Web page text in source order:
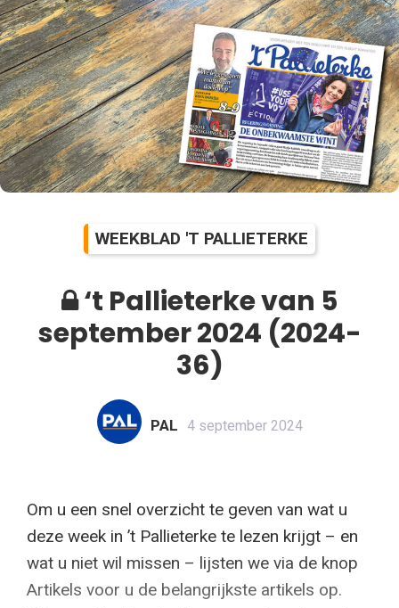
WEEKBLAD 'T PALLIETERKE
‘t Pallieterke van 5
september 2024 (2024-
36)
PAL 4 september 2024
Om u een snel overzicht te geven van wat u
deze week in ’t Pallieterke te lezen krijgt – en
wat u niet wil missen – lijsten we via de knop
Artikels voor u de belangrijkste artikels op.